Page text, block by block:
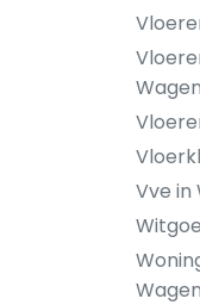
Vve in